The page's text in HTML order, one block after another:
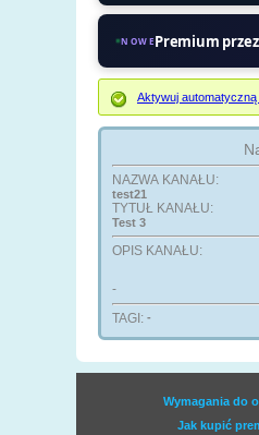
NOWEPremium przez
Aktywuj
NAZWA KANAŁU:
test21
TYTUŁ KANAŁU:
Test 3
OPIS KANAŁU:
-
TAGI: -
Wymagania do
Jak kupić